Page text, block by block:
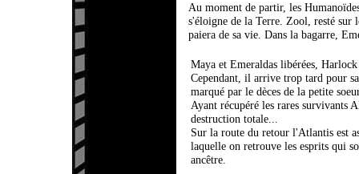
Au moment de partir, les
s'éloigne de la Terre. Zool, resté sur
paiera de sa vie. Dans la bagarre,
Maya et Emeraldas libérées,
Cependant, il arrive trop tard pour
marqué par le dèces de la petite
Ayant récupéré les rares survivants
destruction totale...
Sur la route du retour l'Atlantis est
laquelle on retrouve les esprits qui
ancêtre.